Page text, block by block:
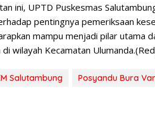
ini, UPTD Puskesmas
pentingnya pemeriksaan
mampu menjadi pilar utama
wilayah Kecamatan
Salutambung Posyandu Bura